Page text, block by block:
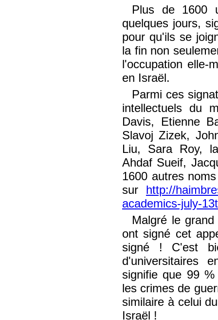
Plus de 1600
quelques jours,
pour qu'ils se
la fin non
l'occupation elle-
en Israël.
Parmi ces
intellectuels du
Davis, Etienne
Slavoj Zizek,
Liu, Sara Roy,
Ahdaf Sueif,
1600 autres
sur http://
academics-july-
Malgré le
ont signé cet
signé ! C'est
d'universitaires
signifie que 99
les crimes de
similaire à celui
Israël !